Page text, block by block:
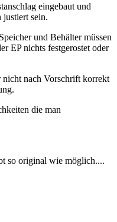
eingebaut und
justiert sein.
und Behälter müssen
EP nichts festgerostet oder
nach Vorschrift korrekt
die man
so original wie möglich....